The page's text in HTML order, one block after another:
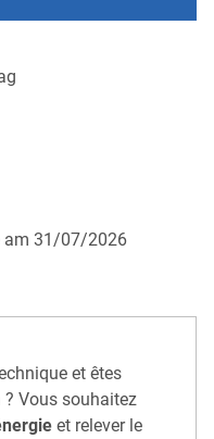
am 31/07/2026
et êtes
? Vous souhaitez
et relever le